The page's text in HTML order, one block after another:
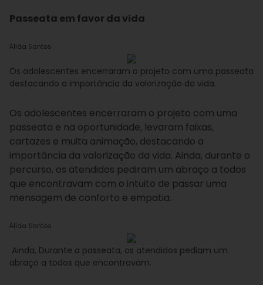
Passeata em favor da vida
Álida Santos
Os adolescentes encerraram o projeto com uma passeata
destacando a importância da valorização da vida.
Os adolescentes encerraram o projeto com uma
passeata e na oportunidade, levaram faixas,
cartazes e muita animação, destacando a
importância da valorização da vida. Ainda, durante o
percurso, os atendidos pediram um abraço a todos
que encontravam com o intuito de passar uma
mensagem de conforto e empatia.
Álida Santos
Ainda, Durante a passeata, os atendidos pediam um
abraço a todos que encontravam.